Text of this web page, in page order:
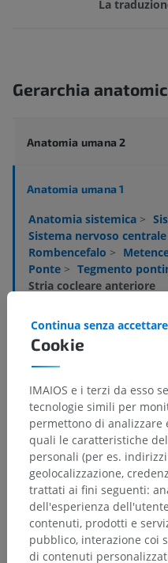
La
Gerarchia
Anatomia umana 2
Anatomia umana 1
Anatomia sistemica >
Sistema nervoso centrale
Rombencefalo >
Ponte > Tegmento
Stria cocleare anteriore
Strutture sottostanti:
soggiacenti per questa
Neuroanatomia umana
Anatomia
Traduzioni
Cookie
Continua senza accettare
IMAIOS e i terzi da esso
tecnologie simili per
permettono di analizzare
quali le caratteristiche
personali (per es.
geolocalizzazione,
trattati ai fini seguenti:
dell'esperienza
contenuti, prodotti e
pubblico, interazione coi
di contenuti